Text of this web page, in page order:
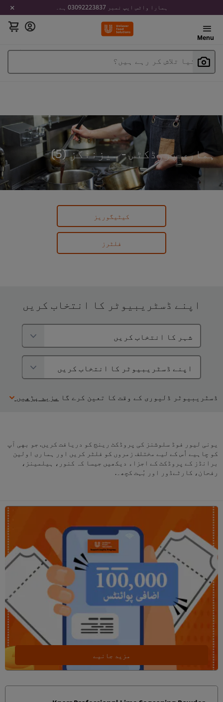
ہمارا واٹس ایپ نمبر 03092223837 ہے۔
Menu
آپ کیا تلاش کر رہے ہیں؟
ہماری پروڈکٹس - سیزننگز (5
)
کیٹیگوریز
فلٹرز
اپنے ڈسٹریبیوٹر کا انتخاب کریں
ڈسٹریبیوٹر ڈلیوری کے وقت کا تعین کرے گا مزید پڑھیں
یونی لیور فوڈ سلوشنز کی پروڈکٹ رینج کو دریافت کریں. جو بهی آپ
کو چاہیے اُس کے لیے مختلف زمروں کو فلٹر کریں اور ہماری اولین
برانڈز کے پروڈکٹ کے اجزاء دیکھیں جیسا کہ کنور، ہیلمینز،
رفحان، کارٹےڈور اور بُہت کچھ۔.
مزید جانیے